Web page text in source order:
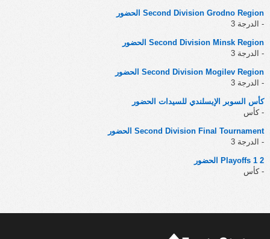
Second Division Grodno Region الحضور
- الدرجة 3
Second Division Minsk Region الحضور
- الدرجة 3
Second Division Mogilev Region الحضور
- الدرجة 3
كأس السوبر الإيسلندي للسيدات الحضور
- كأس
Second Division Final Tournament الحضور
- الدرجة 3
Playoffs 1 2 الحضور
- كأس